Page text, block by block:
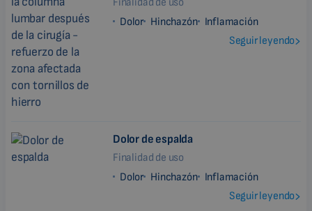
Dolor Hinchazón
Inflamación
Seguir leyendo
Dolor de espalda
Finalidad de uso
Dolor Hinchazón
Inflamación
Seguir leyendo